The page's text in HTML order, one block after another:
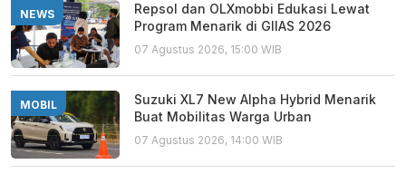
NEWS
Repsol dan OLXmobbi Edukasi Lewat
Program Menarik di GIIAS 2026
07 Agustus 2026, 15:00 WIB
MOBIL
Suzuki XL7 New Alpha Hybrid Menarik
Buat Mobilitas Warga Urban
07 Agustus 2026, 14:00 WIB